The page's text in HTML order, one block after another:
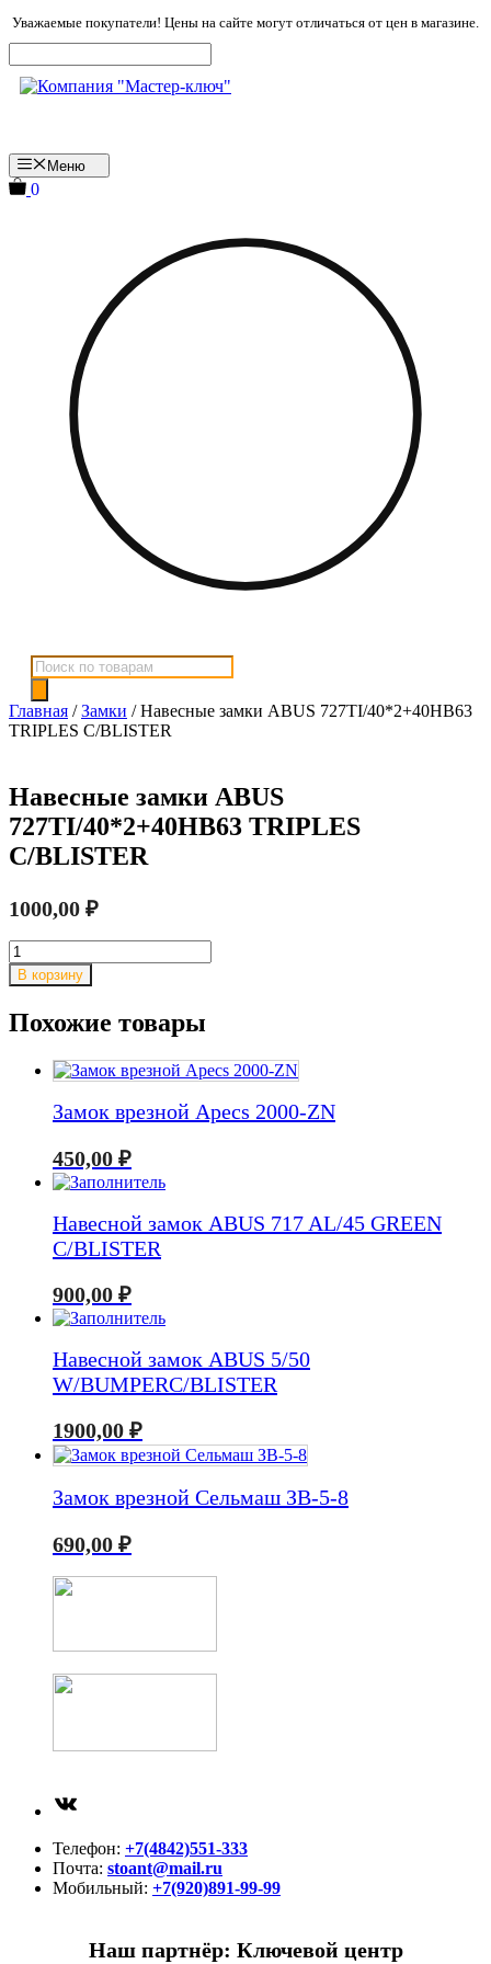
Перейти
к
содержимому
Уважаемые покупатели! Цены на сайте могут отличаться от цен в магазине.
Меню
0
Поиск
товаров
Главная /Замки / Навесные замки ABUS 727TI/40*2+40HB63
TRIPLES C/BLISTER
Навесные замки ABUS
727TI/40*2+40HB63 TRIPLES
C/BLISTER
1000,00 ₽
Количество
товара
Навесные
ABUS
TRIPLES
C/BLISTER
В корзину
Похожие товары
Замок врезной Apecs 2000-ZN
450,00 ₽
Навесной замок ABUS 717 AL/45 GREEN
C/BLISTER
900,00 ₽
Навесной замок ABUS 5/50
W/BUMPERC/BLISTER
1900,00 ₽
Замок врезной Сельмаш ЗВ-5-8
690,00 ₽
Телефон: +7(4842)551-333
Почта: stoant@mail.ru
Мобильный: +7(920)891-99-99
Наш партнёр: Ключевой центр